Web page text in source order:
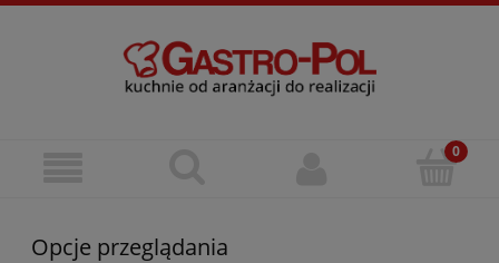
Opcje przeglądania